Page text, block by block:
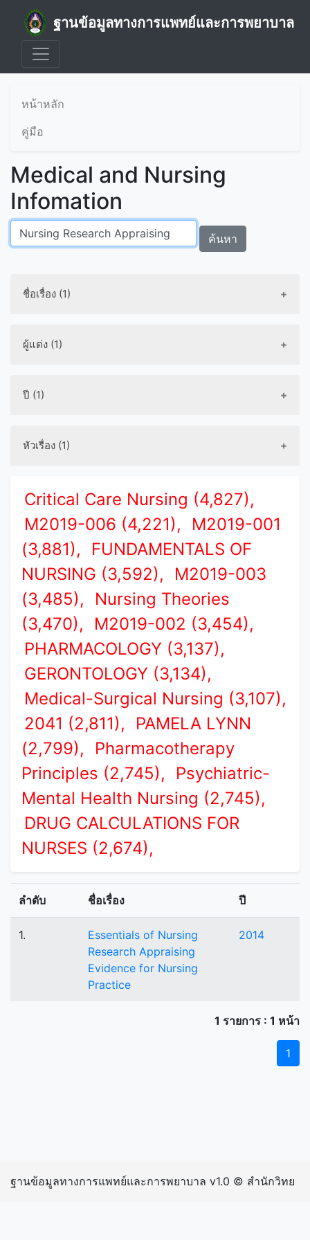
ฐานข้อมูลทางการแพทย์และการพยาบาล
หน้าหลัก
คู่มือ
Medical and Nursing
Infomation
ค้นหา
ชื่อเรื่อง (1)
ผู้แต่ง (1)
ปี (1)
หัวเรื่อง (1)
Critical Care Nursing (4,827),
M2019-006 (4,221),
M2019-001
(3,881),
FUNDAMENTALS OF
NURSING (3,592),
M2019-003
(3,485),
Nursing Theories
(3,470),
M2019-002 (3,454),
PHARMACOLOGY (3,137),
GERONTOLOGY (3,134),
Medical-Surgical Nursing (3,107),
2041 (2,811),
PAMELA LYNN
(2,799),
Pharmacotherapy
Principles (2,745),
Psychiatric-
Mental Health Nursing (2,745),
DRUG CALCULATIONS FOR
NURSES (2,674),
ลำดับ ชื่อเรื่อง ปี
1.
Essentials of Nursing
Research Appraising
Evidence for Nursing
Practice
2014
1 รายการ : 1 หน้า
1
ฐานข้อมูลทางการแพทย์และการพยาบาล v1.0 © สำนักวิทย